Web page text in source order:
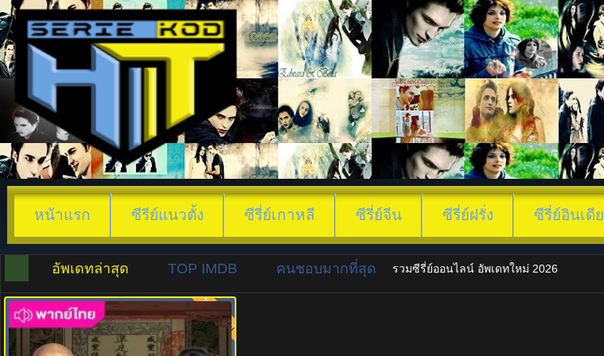
หน้าแรก ซีรีย์แนวตั้ง ซีรี่ย์เกาหลี ซีรี่ย์จีน ซีรี่ย์ฝรั่ง ซีรี่ย์อินเดีย
อัพเดทล่าสุด TOP IMDB คนชอบมากที่สุด รวมซีรี่ย์ออนไลน์ อัพเดทใหม่ 2026
8.0 พากย์ไทย